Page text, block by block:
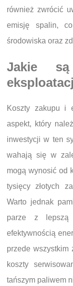
również zwrócić
emisję spalin,
środowiska oraz
Jakie
Koszty zakupu i
aspekt, który
inwestycji w ten
wahają się w
mogą wynosić od
tysięcy złotych
Warto jednak
parze z lepszą
efektywnością
przede wszystkim
koszty
tańszym paliwem